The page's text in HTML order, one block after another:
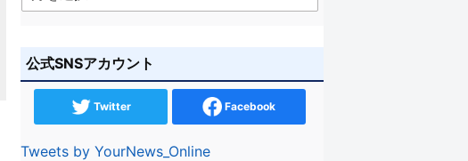
公式SNSアカウント
Twitter Facebook
Tweets by YourNews_Online